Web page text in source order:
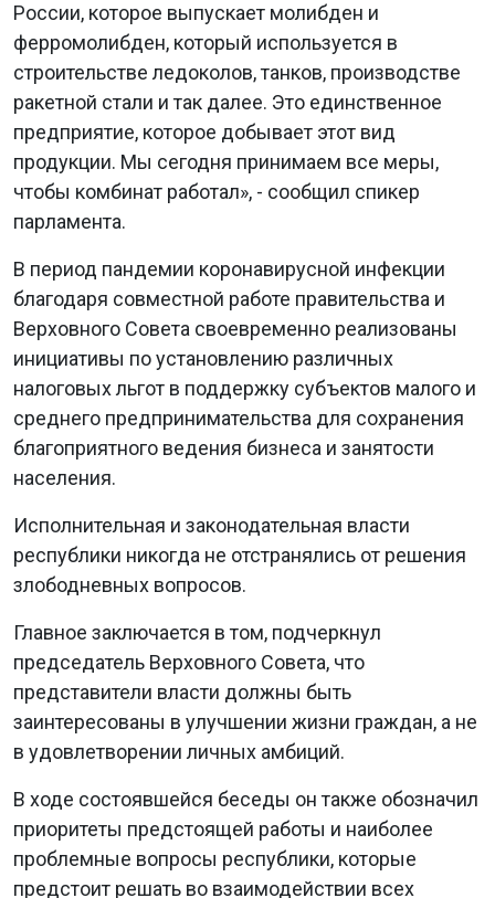
России, которое выпускает молибден и
ферромолибден, который используется в
строительстве ледоколов, танков, производстве
ракетной стали и так далее. Это единственное
предприятие, которое добывает этот вид
продукции. Мы сегодня принимаем все меры,
чтобы комбинат работал», - сообщил спикер
парламента.
В период пандемии коронавирусной инфекции
благодаря совместной работе правительства и
Верховного Совета своевременно реализованы
инициативы по установлению различных
налоговых льгот в поддержку субъектов малого и
среднего предпринимательства для сохранения
благоприятного ведения бизнеса и занятости
населения.
Исполнительная и законодательная власти
республики никогда не отстранялись от решения
злободневных вопросов.
Главное заключается в том, подчеркнул
председатель Верховного Совета, что
представители власти должны быть
заинтересованы в улучшении жизни граждан, а не
в удовлетворении личных амбиций.
В ходе состоявшейся беседы он также обозначил
приоритеты предстоящей работы и наиболее
проблемные вопросы республики, которые
предстоит решать во взаимодействии всех